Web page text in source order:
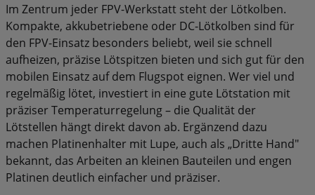
Im Zentrum jeder FPV-Werkstatt steht der Lötkolben.
Kompakte, akkubetriebene oder DC-Lötkolben sind für
den FPV-Einsatz besonders beliebt, weil sie schnell
aufheizen, präzise Lötspitzen bieten und sich gut für den
mobilen Einsatz auf dem Flugspot eignen. Wer viel und
regelmäßig lötet, investiert in eine gute Lötstation mit
präziser Temperaturregelung – die Qualität der
Lötstellen hängt direkt davon ab. Ergänzend dazu
machen Platinenhalter mit Lupe, auch als „Dritte Hand"
bekannt, das Arbeiten an kleinen Bauteilen und engen
Platinen deutlich einfacher und präziser.